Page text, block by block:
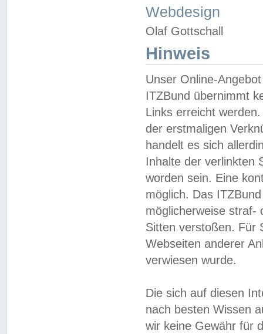
Webdesign
Olaf Gottschall
Hinweis
Unser Online-
ITZBund übernimmt
Links erreicht
der erstmaligen
handelt es sich
Inhalte der verlinkten
worden sein. Eine
möglich. Das
möglicherweise straf-
Sitten verstoßen. Für
Webseiten anderer
verwiesen wurde.
Die sich auf diesen
nach besten Wissen
wir keine Gewähr für